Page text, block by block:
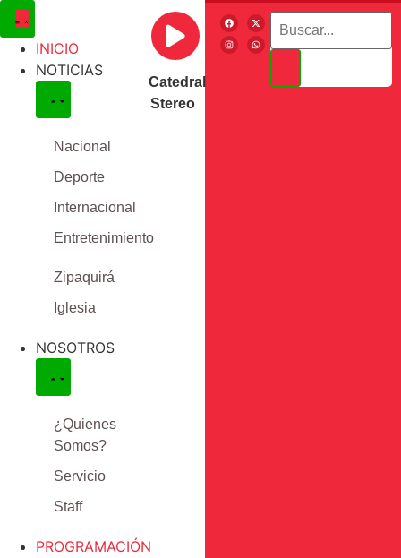
Catedral
Stereo
INICIO
NOTICIAS
Nacional
Deporte
Internacional
Entretenimiento
Zipaquirá
Iglesia
NOSOTROS
¿Quienes
Somos?
Servicio
Staff
PROGRAMACIÓN